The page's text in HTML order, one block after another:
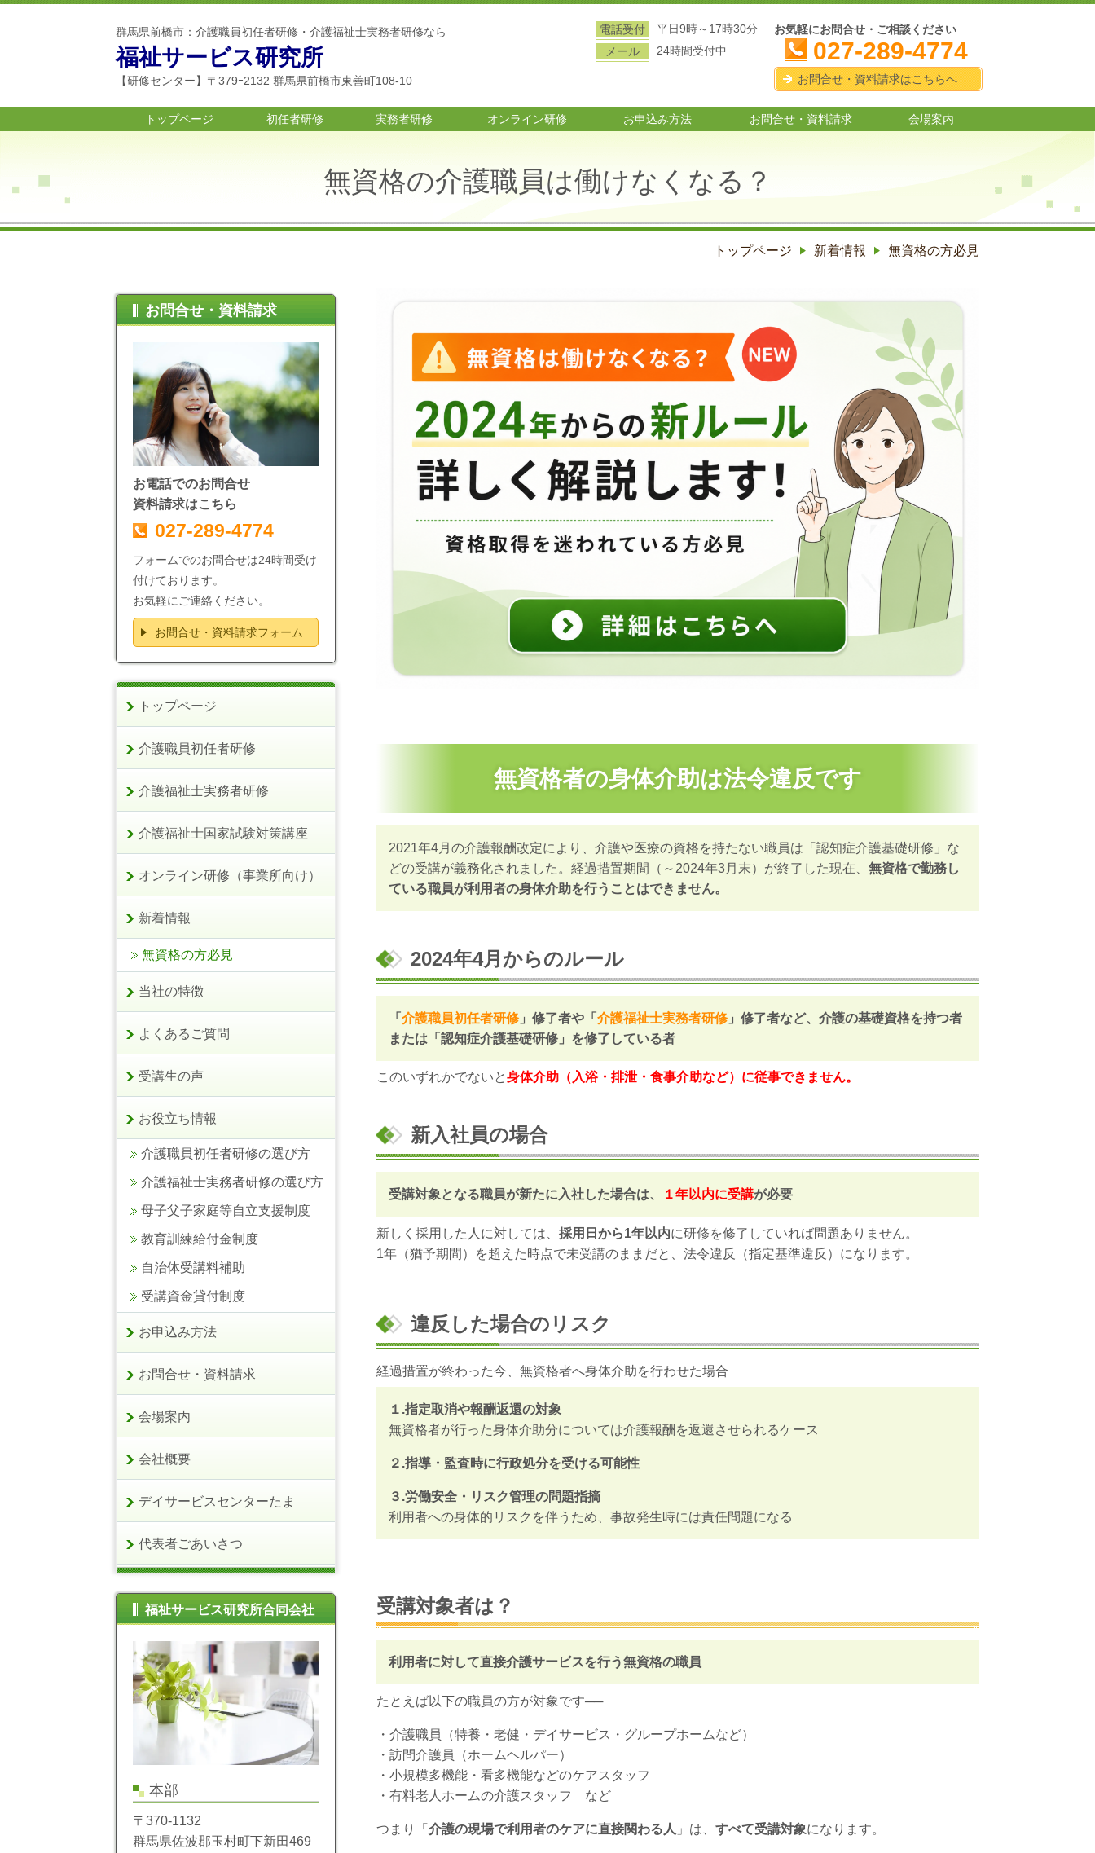
群馬県前橋市：介護職員初任者研修・介護福祉士実務者研修なら
福祉サービス研究所
【研修センター】〒379ｰ2132 群馬県前橋市東善町108-10
電話受付
平日9時～17時30分
メール
24時間受付中
お気軽にお問合せ・ご相談ください
027-289-4774
お問合せ・資料請求はこちらへ
トップページ 初任者研修 実務者研修 オンライン研修 お申込み方法 お問合せ・資料請求 会場案内
無資格の介護職員は働けなくなる？
トップページ 新着情報 無資格の方必見
無資格者の身体介助は法令違反です
2021年4月の介護報酬改定により、介護や医療の資格を持たない職員は「認知症介護基礎研修」な
どの受講が義務化されました。経過措置期間（～2024年3月末）が終了した現在、 無資格で勤務し
ている職員が利用者の身体介助を行うことはできません。
2024年4月からのルール
「 介護職員初任者研修 」修了者や「 介護福祉士実務者研修 」修了者など、介護の基礎資格を持つ者
または「認知症介護基礎研修」を修了している者
このいずれかでないと身体介助（入浴・排泄・食事介助など）に従事できません。
新入社員の場合
受講対象となる職員が新たに入社した場合は、 １年以内に受講が必要
新しく採用した人に対しては、 採用日から1年以内に研修を修了していれば問題ありません。
1年（猶予期間）を超えた時点で未受講のままだと、法令違反（指定基準違反）になります。
違反した場合のリスク
経過措置が終わった今、無資格者へ身体介助を行わせた場合
１.指定取消や報酬返還の対象
無資格者が行った身体介助分については介護報酬を返還させられるケース
２.指導・監査時に行政処分を受ける可能性
３.労働安全・リスク管理の問題指摘
利用者への身体的リスクを伴うため、事故発生時には責任問題になる
受講対象者は？
利用者に対して直接介護サービスを行う無資格の職員
たとえば以下の職員の方が対象です──
・介護職員（特養・老健・デイサービス・グループホームなど）
・訪問介護員（ホームヘルパー）
・小規模多機能・看多機能などのケアスタッフ
・有料老人ホームの介護スタッフ など
つまり「 介護の現場で利用者のケアに直接関わる人 」は、 すべて受講対象になります。
お問合せ・資料請求
お電話でのお問合せ
資料請求はこちら
027-289-4774
フォームでのお問合せは24時間受け
付けております。
お気軽にご連絡ください。
お問合せ・資料請求フォーム
トップページ
介護職員初任者研修
介護福祉士実務者研修
介護福祉士国家試験対策講座
オンライン研修（事業所向け）
新着情報
無資格の方必見
当社の特徴
よくあるご質問
受講生の声
お役立ち情報
介護職員初任者研修の選び方
介護福祉士実務者研修の選び方
母子父子家庭等自立支援制度
教育訓練給付金制度
自治体受講料補助
受講資金貸付制度
お申込み方法
お問合せ・資料請求
会場案内
会社概要
デイサービスセンターたま
代表者ごあいさつ
福祉サービス研究所合同会社
本部
〒370-1132
群馬県佐波郡玉村町下新田469